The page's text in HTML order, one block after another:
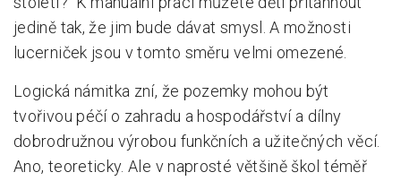
jedině tak, že jim bude dávat smysl. A možnosti
lucerniček jsou v tomto směru velmi omezené.
Logická námitka zní, že pozemky mohou být
tvořivou péčí o zahradu a hospodářství a dílny
dobrodružnou výrobou funkčních a užitečných věcí.
Ano, teoreticky. Ale v naprosté většině škol téměř